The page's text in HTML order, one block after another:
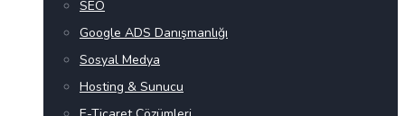
SEO
Google ADS Danışmanlığı
Sosyal Medya
Hosting & Sunucu